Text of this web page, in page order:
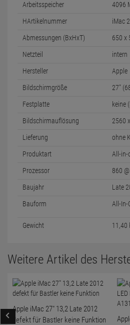
Arbeitsspeicher 4096
HArtikelnummer iMac
Abmessungen (BxHxT) 650 x
Netzteil intern
Hersteller Apple
Bildschirmgröße 27"
Festplatte keine
Bildschirmauflösung 2560
Lieferung ohne
Produktart All-in-
Prozessor 860
Baujahr Late
Bauform All-In-
Gewicht 11,40
Weitere Artikel des
Apple iMac 27" 13,2 Late 2012
defekt für Bastler keine Funktion